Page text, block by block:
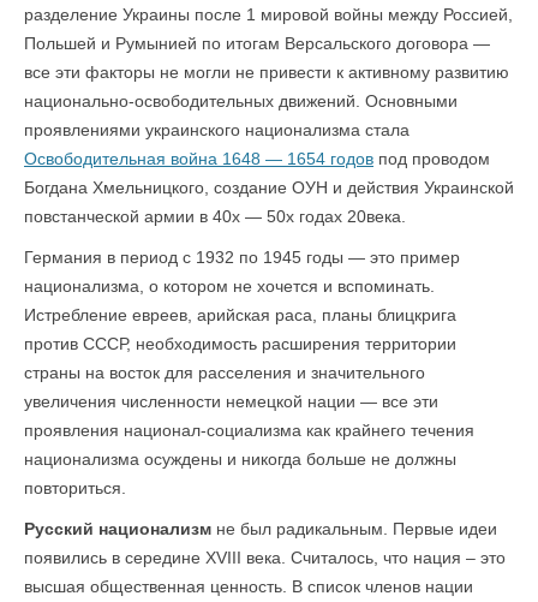
разделение Украины после 1 мировой войны между Россией,
Польшей и Румынией по итогам Версальского договора —
все эти факторы не могли не привести к активному развитию
национально-освободительных движений. Основными
проявлениями украинского национализма стала
Освободительная война 1648 — 1654 годов под проводом
Богдана Хмельницкого, создание ОУН и действия Украинской
повстанческой армии в 40х — 50х годах 20века.
Германия в период с 1932 по 1945 годы — это пример
национализма, о котором не хочется и вспоминать.
Истребление евреев, арийская раса, планы блицкрига
против СССР, необходимость расширения территории
страны на восток для расселения и значительного
увеличения численности немецкой нации — все эти
проявления национал-социализма как крайнего течения
национализма осуждены и никогда больше не должны
повториться.
Русский национализм не был радикальным. Первые идеи
появились в середине XVIII века. Считалось, что нация – это
высшая общественная ценность. В список членов нации